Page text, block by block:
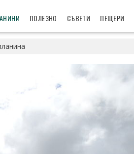
ПОЛЕЗНО СЪВЕТИ ПЕЩЕРИ